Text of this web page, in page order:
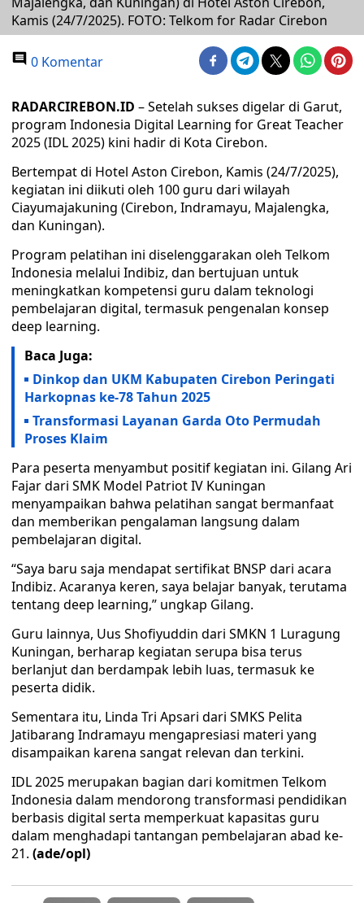
Kamis (24/7/2025). FOTO: Telkom for Radar Cirebon
0 Komentar
RADARCIREBON.ID – Setelah sukses digelar di Garut,
program Indonesia Digital Learning for Great Teacher
2025 (IDL 2025) kini hadir di Kota Cirebon.
Bertempat di Hotel Aston Cirebon, Kamis (24/7/2025),
kegiatan ini diikuti oleh 100 guru dari wilayah
Ciayumajakuning (Cirebon, Indramayu, Majalengka,
dan Kuningan).
Program pelatihan ini diselenggarakan oleh Telkom
Indonesia melalui Indibiz, dan bertujuan untuk
meningkatkan kompetensi guru dalam teknologi
pembelajaran digital, termasuk pengenalan konsep
deep learning.
Baca Juga:
Dinkop dan UKM Kabupaten Cirebon Peringati
Harkopnas ke-78 Tahun 2025
Transformasi Layanan Garda Oto Permudah
Proses Klaim
Para peserta menyambut positif kegiatan ini. Gilang Ari
Fajar dari SMK Model Patriot IV Kuningan
menyampaikan bahwa pelatihan sangat bermanfaat
dan memberikan pengalaman langsung dalam
pembelajaran digital.
“Saya baru saja mendapat sertifikat BNSP dari acara
Indibiz. Acaranya keren, saya belajar banyak, terutama
tentang deep learning,” ungkap Gilang.
Guru lainnya, Uus Shofiyuddin dari SMKN 1 Luragung
Kuningan, berharap kegiatan serupa bisa terus
berlanjut dan berdampak lebih luas, termasuk ke
peserta didik.
Sementara itu, Linda Tri Apsari dari SMKS Pelita
Jatibarang Indramayu mengapresiasi materi yang
disampaikan karena sangat relevan dan terkini.
IDL 2025 merupakan bagian dari komitmen Telkom
Indonesia dalam mendorong transformasi pendidikan
berbasis digital serta memperkuat kapasitas guru
dalam menghadapi tantangan pembelajaran abad ke-
21. (ade/opl)